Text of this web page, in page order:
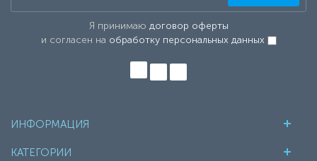
Я принимаю договор оферты
и согласен на обработку персональных данных
ИНФОРМАЦИЯ
КАТЕГОРИИ